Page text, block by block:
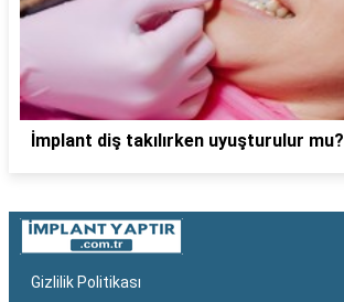
İmplant diş takılırken uyuşturulur mu?
Gizlilik Politikası